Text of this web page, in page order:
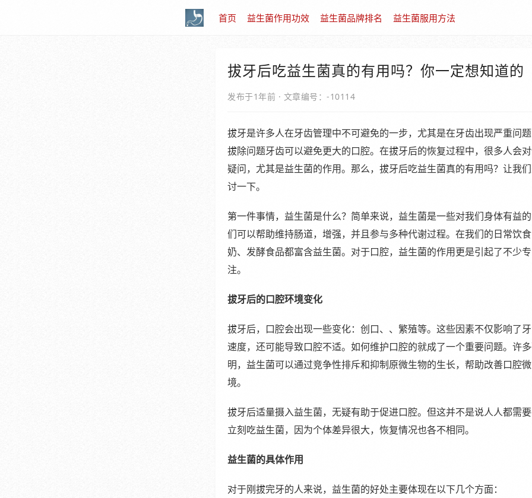
首页 益生菌作用功效 益生菌品牌排名 益生菌服用方法
拔牙后吃益生菌真的有用吗？你一定想知道的
发布于1年前 · 文章编号：-10114
拔牙是许多人在牙齿管理中不可避免的一步，尤其是在牙齿出现严重问
拔除问题牙齿可以避免更大的口腔。在拔牙后的恢复过程中，很多人会
疑问，尤其是益生菌的作用。那么，拔牙后吃益生菌真的有用吗？让我
讨一下。
第一件事情，益生菌是什么？简单来说，益生菌是一些对我们身体有益
们可以帮助维持肠道，增强，并且参与多种代谢过程。在我们的日常饮
奶、发酵食品都富含益生菌。对于口腔，益生菌的作用更是引起了不少
注。
拔牙后的口腔环境变化
拔牙后，口腔会出现一些变化：创口、、繁殖等。这些因素不仅影响了
速度，还可能导致口腔不适。如何维护口腔的就成了一个重要问题。许
明，益生菌可以通过竞争性排斥和抑制原微生物的生长，帮助改善口腔
境。
拔牙后适量摄入益生菌，无疑有助于促进口腔。但这并不是说人人都需
立刻吃益生菌，因为个体差异很大，恢复情况也各不相同。
益生菌的具体作用
对于刚拔完牙的人来说，益生菌的好处主要体现在以下几个方面：